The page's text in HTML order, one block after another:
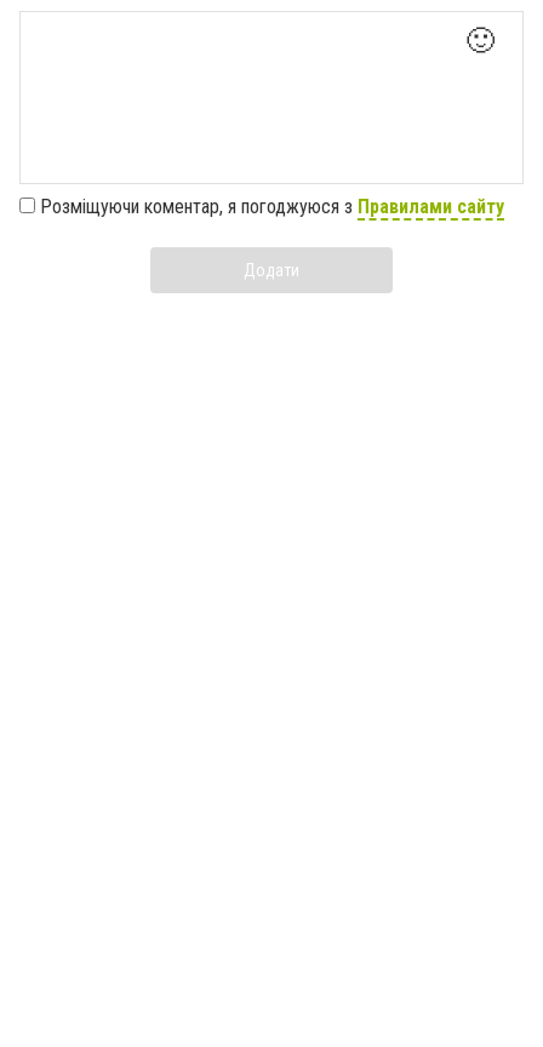
🙂
Розміщуючи коментар, я погоджуюся з Правилами сайту
Додати